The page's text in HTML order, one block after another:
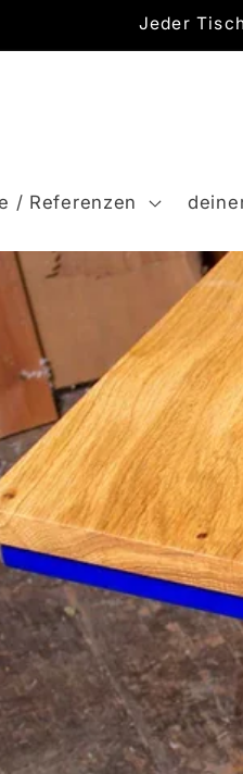
Jeder
/ Referenzen